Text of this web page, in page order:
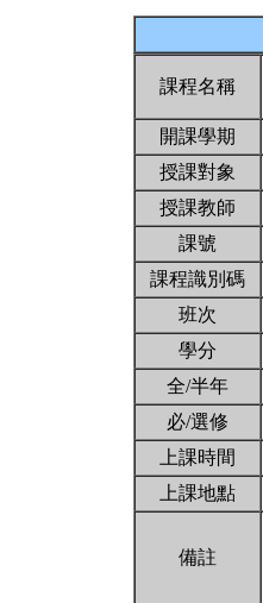
課程名稱
開課學期
授課對象
授課教師
課號
課程識別碼
班次
學分
全/半年
必/選修
上課時間
上課地點
備註